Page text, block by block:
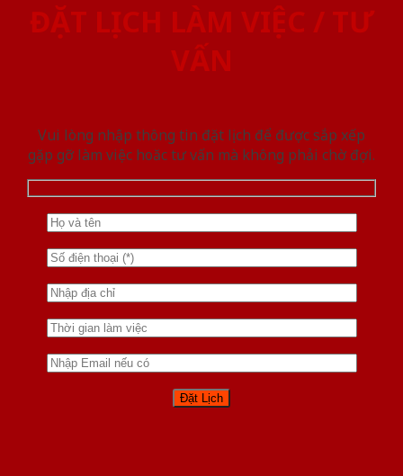
ĐẶT LỊCH LÀM VIỆC / TƯ
VẤN
Vui lòng nhập thông tin đặt lịch để được sắp xếp
gặp gỡ làm việc hoăc tư vấn mà không phải chờ đợi.